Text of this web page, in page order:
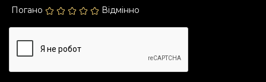
Погано
Відмінно